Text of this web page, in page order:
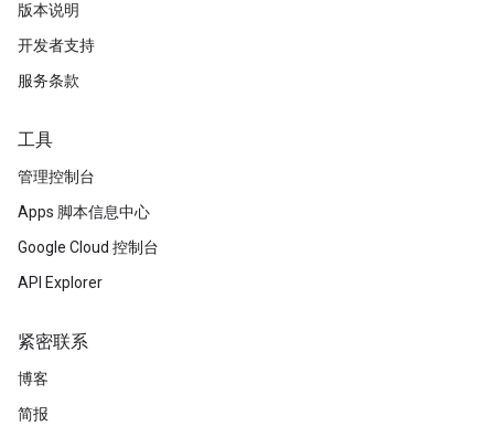
版本说明
开发者支持
服务条款
工具
管理控制台
Apps 脚本信息中心
Google Cloud 控制台
API Explorer
紧密联系
博客
简报